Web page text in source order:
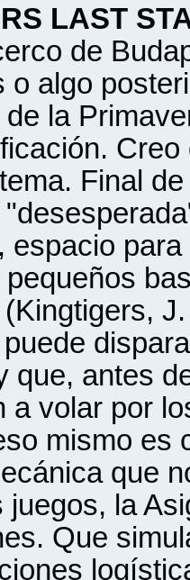
LAST
de
o algo
la
Final
espacio
que, antes
a volar por
mismo es
que
juegos, la
Que